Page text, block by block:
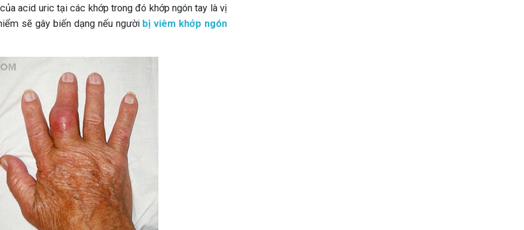
acid uric tại các khớp trong đó khớp ngón tay là vị
sẽ gây biến dạng nếu người bị viêm khớp ngón